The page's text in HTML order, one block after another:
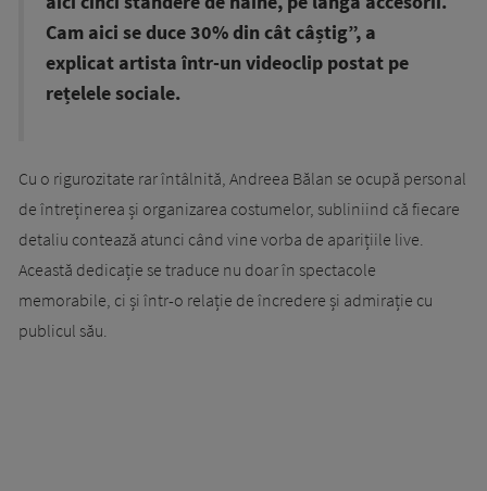
Cam aici se duce 30% din cât câștig”, a
explicat artista într-un videoclip postat pe
rețelele sociale.
Cu o rigurozitate rar întâlnită, Andreea Bălan se ocupă personal
de întreținerea și organizarea costumelor, subliniind că fiecare
detaliu contează atunci când vine vorba de aparițiile live.
Această dedicație se traduce nu doar în spectacole
memorabile, ci și într-o relație de încredere și admirație cu
publicul său.